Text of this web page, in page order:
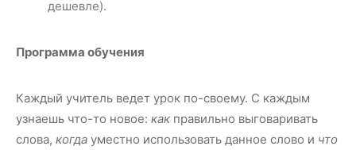
дешевле).
Программа обучения
Каждый учитель ведет урок по-своему. С каждым
узнаешь что-то новое: как правильно выговаривать
слова, когда уместно использовать данное слово и что